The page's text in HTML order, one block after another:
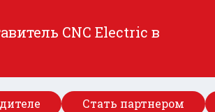
CNC Electric в
Стать партнером